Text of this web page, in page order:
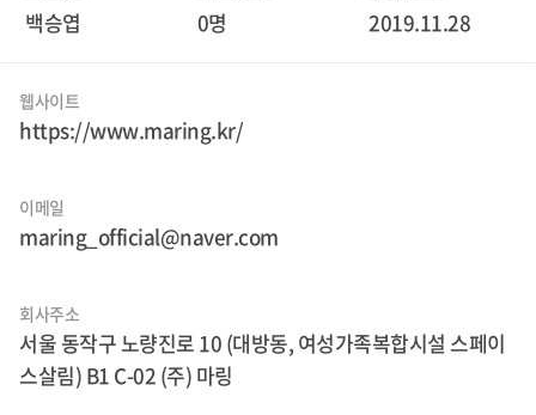
백승엽 0명 2019.11.28
웹사이트
https://www.maring.kr/
이메일
maring_official@naver.com
회사주소
서울 동작구 노량진로 10 (대방동, 여성가족복합시설 스페이
스살림) B1 C-02 (주) 마링